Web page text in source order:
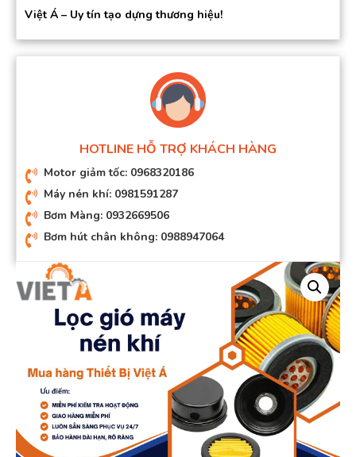
Việt Á – Uy tín tạo dựng thương hiệu!
HOTLINE HỖ TRỢ KHÁCH HÀNG
Motor giảm tốc: 0968320186
Máy nén khí: 0981591287
Bơm Màng: 0932669506
Bơm hút chân không: 0988947064